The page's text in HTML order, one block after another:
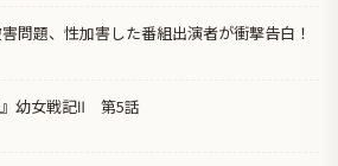
害問題、性加害した番組出演者が衝撃告白！
』幼女戦記Ⅱ 第5話